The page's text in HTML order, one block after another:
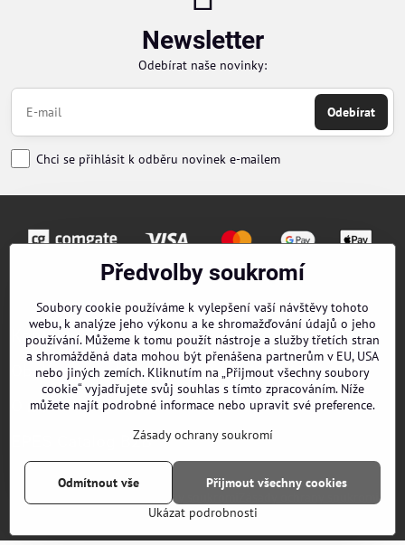
Newsletter
Odebírat naše novinky:
Odebírat
Chci se přihlásit k odběru novinek e-mailem
Kontakty
Obchodní podmínky
O nás
EPES Catalog B2B
© Předvolby soukromí
Vytvořeno systémem:ByznysWeb.cz
Předvolby soukromí
Soubory cookie používáme k vylepšení vaší návštěvy tohoto
webu, k analýze jeho výkonu a ke shromažďování údajů o jeho
používání. Můžeme k tomu použít nástroje a služby třetích stran
a shromážděná data mohou být přenášena partnerům v EU, USA
nebo jiných zemích. Kliknutím na „Přijmout všechny soubory
cookie“ vyjadřujete svůj souhlas s tímto zpracováním. Níže
můžete najít podrobné informace nebo upravit své preference.
Zásady ochrany soukromí
Ukázat podrobnosti
Přijmout všechny cookies
Odmítnout vše